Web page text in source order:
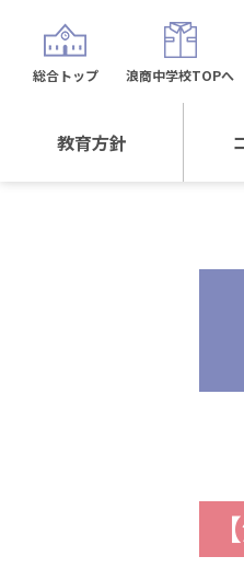
教育方針
総合トップ 浪商中学校TOPへ